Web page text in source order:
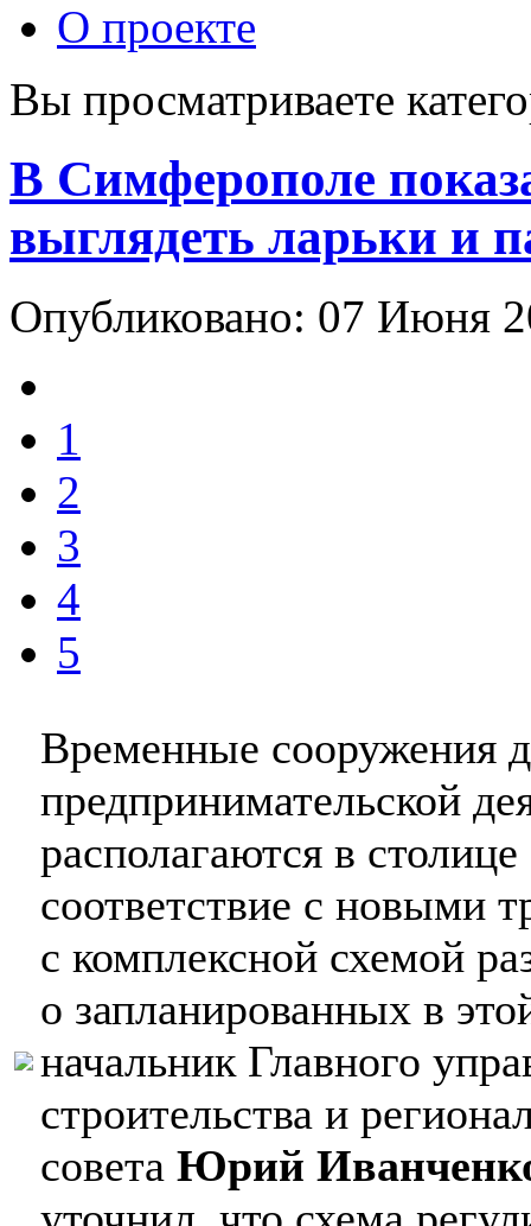
О проекте
Вы просматриваете
В Симферополе
выглядеть ларьки и
Опубликовано: 07 Июня
1
2
3
4
5
Временные сооружения
предпринимательской
располагаются в
соответствие с новыми
с комплексной схемой
о запланированных в
начальник Главного
строительства и
совета Юрий